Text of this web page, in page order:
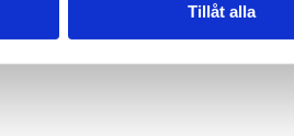
Tillåt alla